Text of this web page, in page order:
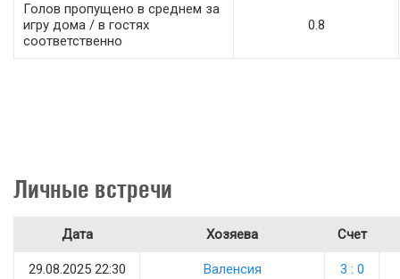
Голов пропущено в среднем за
игру дома / в гостях
соответственно
0.8
Личные встречи
Дата Хозяева Счет
29.08.2025 22:30 Валенсия 3 : 0